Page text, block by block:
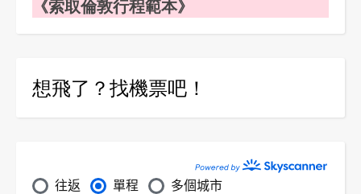
《索取倫敦行程範本》
想飛了？找機票吧！